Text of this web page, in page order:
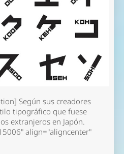
Según sus creadores
tipográfico que fuese
extranjeros en Japón.
align="aligncenter"